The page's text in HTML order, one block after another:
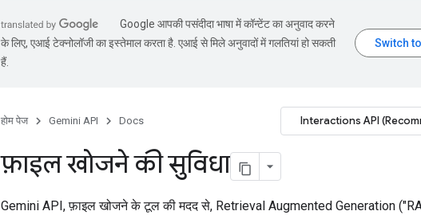
Google आपकी पसंदीदा भाषा में कॉन्टेंट का अनुवाद करने
के लिए, एआई टेक्नोलॉजी का इस्तेमाल करता है. एआई से मिले अनुवादों में गलतियां हो सकती
हैं.
होम पेज Gemini API Docs Interactions API
फ़ाइल खोजने की सुविधा
Gemini API, फ़ाइल खोजने के टूल की मदद से, Retrieval Augmented Generation